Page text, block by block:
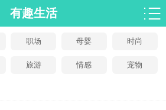
有趣生活
职场 母婴 时尚
旅游 情感 宠物